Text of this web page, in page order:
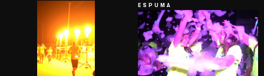
ESPUMA